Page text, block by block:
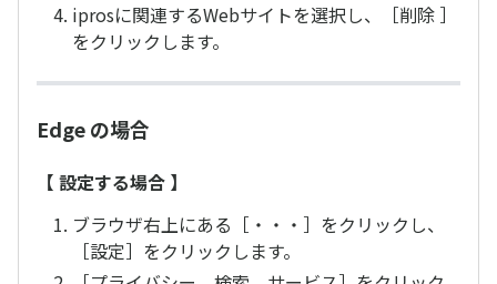
iprosに関連するWebサイトを選択し、［削除 ］
をクリックします。
Edge の場合
【 設定する場合 】
ブラウザ右上にある［・・・］をクリックし、
［設定］をクリックします。